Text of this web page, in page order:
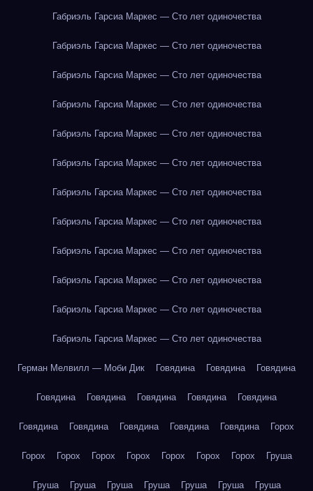
Габриэль Гарсиа Маркес — Сто лет одиночества
Габриэль Гарсиа Маркес — Сто лет одиночества
Габриэль Гарсиа Маркес — Сто лет одиночества
Габриэль Гарсиа Маркес — Сто лет одиночества
Габриэль Гарсиа Маркес — Сто лет одиночества
Габриэль Гарсиа Маркес — Сто лет одиночества
Габриэль Гарсиа Маркес — Сто лет одиночества
Габриэль Гарсиа Маркес — Сто лет одиночества
Габриэль Гарсиа Маркес — Сто лет одиночества
Габриэль Гарсиа Маркес — Сто лет одиночества
Габриэль Гарсиа Маркес — Сто лет одиночества
Габриэль Гарсиа Маркес — Сто лет одиночества
Герман Мелвилл — Моби Дик Говядина Говядина Говядина
Говядина Говядина Говядина Говядина Говядина
Говядина Говядина Говядина Говядина Говядина Горох
Горох Горох Горох Горох Горох Горох Горох Груша
Груша Груша Груша Груша Груша Груша Груша